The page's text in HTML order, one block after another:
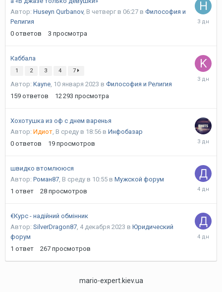
Автор: Huseyn Qurbanov, В четверг в 06:27 в Философия и
Религия
0 ответов 3 просмотра
В
Каббала
1 2 3 4 7
Автор: Kayne, 10 января 2023 в Философия и Религия
159 ответов 12 293 просмотра
В
Хохотушка из оф с днем варенья
Автор: Идиот, В среду в 18:56 в Инфобазар
0 ответов 19 просмотров
В
18:56
швидко втомлююся
Автор: Роман87, В среду в 10:55 в Мужской форум
1 ответ 28 просмотров
В
11:00
€Курс - надійний обмінник
Автор: SilverDragon87, 4 декабря 2023 в Юридический
форум
1 ответ 267 просмотров
В
10:58
mario-expert.kiev.ua